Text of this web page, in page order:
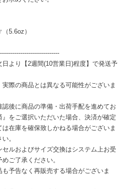
5.6oz）
より【2週間(10営業日)程度】で発送予
際の商品とは異なる可能性がございま
後に商品の準備・出荷手配を進めてお
』をご選択いただいた場合、決済が確定
在庫を確保致しかねる場合がございま
。
ルおよびサイズ交換はシステム上お受
ご了承ください。
予告なく再販売する場合がございま